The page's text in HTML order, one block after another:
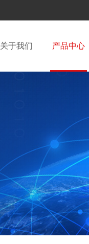
关于我们 产品中心